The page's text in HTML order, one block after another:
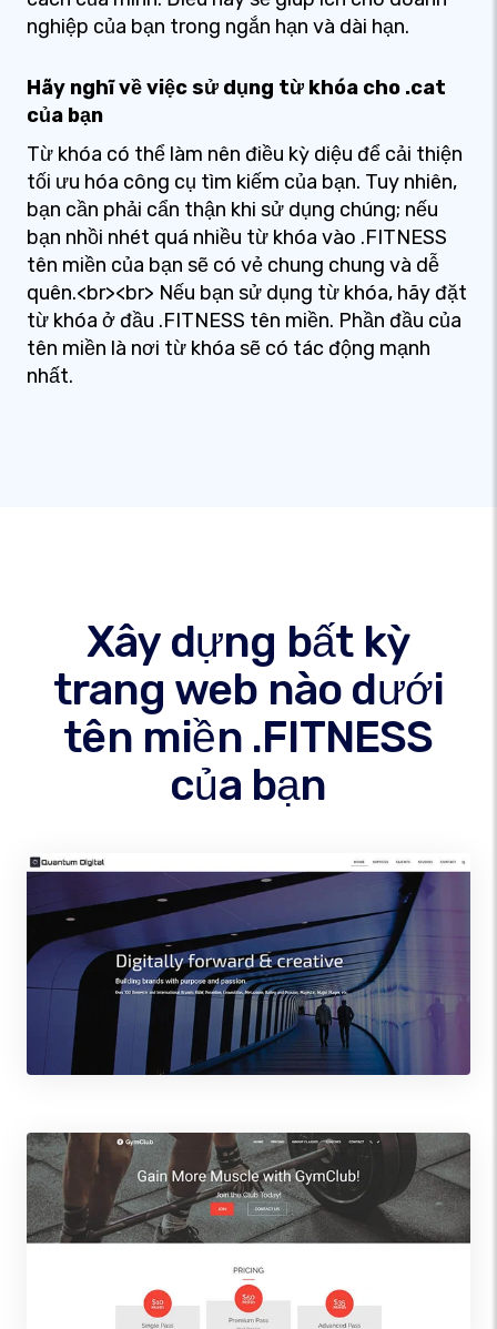
nghiệp của bạn trong ngắn hạn và dài hạn.
Hãy nghĩ về việc sử dụng từ khóa cho .cat
của bạn
Từ khóa có thể làm nên điều kỳ diệu để cải thiện
tối ưu hóa công cụ tìm kiếm của bạn. Tuy nhiên,
bạn cần phải cẩn thận khi sử dụng chúng; nếu
bạn nhồi nhét quá nhiều từ khóa vào .FITNESS
tên miền của bạn sẽ có vẻ chung chung và dễ
quên.<br><br> Nếu bạn sử dụng từ khóa, hãy đặt
từ khóa ở đầu .FITNESS tên miền. Phần đầu của
tên miền là nơi từ khóa sẽ có tác động mạnh
nhất.
Xây dựng bất kỳ
trang web nào dưới
tên miền .FITNESS
của bạn